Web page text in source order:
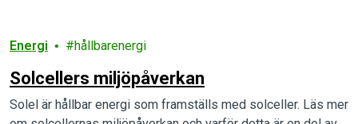
Energi hållbarenergi
Solcellers miljöpåverkan
Solel är hållbar energi som framställs med solceller. Läs mer